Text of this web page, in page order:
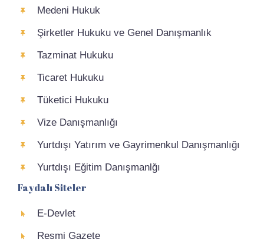
Medeni Hukuk
Şirketler Hukuku ve Genel Danışmanlık
Tazminat Hukuku
Ticaret Hukuku
Tüketici Hukuku
Vize Danışmanlığı
Yurtdışı Yatırım ve Gayrimenkul Danışmanlığı
Yurtdışı Eğitim Danışmanlğı
Faydalı Siteler
E-Devlet
Resmi Gazete